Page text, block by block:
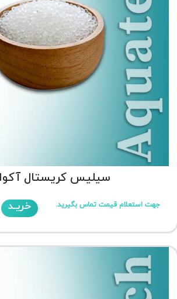
سیلیس کریستال
جهت استعلام قیمت تماس بگیرید. خریـد